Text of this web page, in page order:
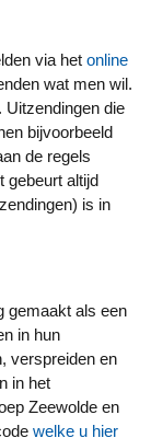
via het online
wat men wil.
Uitzendingen die
bijvoorbeeld
de regels
gebeurt altijd
is in
in hun
verspreiden en
in het
Zeewolde en
welke u hier